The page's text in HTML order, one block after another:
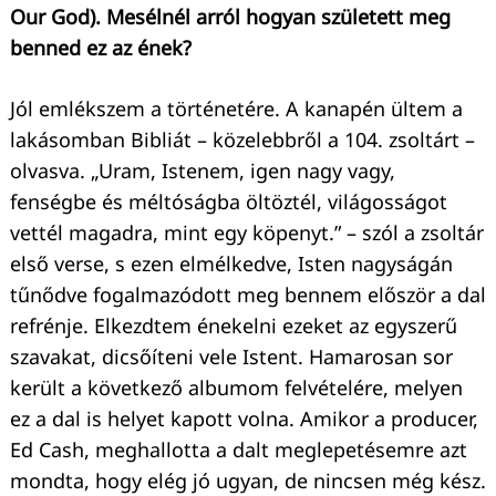
Our God). Mesélnél arról hogyan született meg
benned ez az ének?
Jól emlékszem a történetére. A kanapén ültem a
lakásomban Bibliát – közelebbről a 104. zsoltárt –
olvasva. „Uram, Istenem, igen nagy vagy,
fenségbe és méltóságba öltöztél, világosságot
vettél magadra, mint egy köpenyt.” – szól a zsoltár
első verse, s ezen elmélkedve, Isten nagyságán
tűnődve fogalmazódott meg bennem először a dal
refrénje. Elkezdtem énekelni ezeket az egyszerű
szavakat, dicsőíteni vele Istent. Hamarosan sor
került a következő albumom felvételére, melyen
ez a dal is helyet kapott volna. Amikor a producer,
Ed Cash, meghallotta a dalt meglepetésemre azt
mondta, hogy elég jó ugyan, de nincsen még kész.